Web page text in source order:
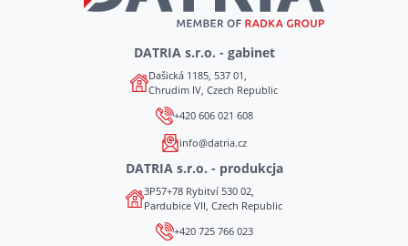
DATRIA s.r.o. - gabinet
Dašická 1185, 537 01,
Chrudim IV, Czech Republic
+420 606 021 608
info@datria.cz
DATRIA s.r.o. - produkcja
3P57+78 Rybitví 530 02,
Pardubice VII, Czech Republic
+420 725 766 023